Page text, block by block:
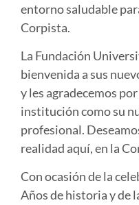
entorno saludable
Corpista.
La Fundación
bienvenida a sus
y les agradecemos
institución como su
profesional.
realidad aquí, en la
Con ocasión de la
Años de historia y de